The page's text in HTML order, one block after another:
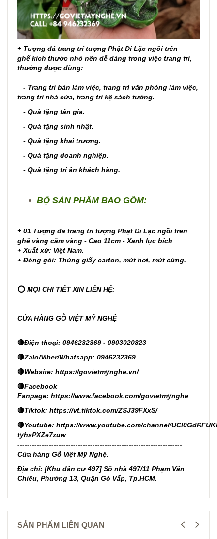
+ Tượng đá trang trí tượng Phật Di Lặc ngồi trên
ghế kích thước nhỏ nên dễ dàng trong việc trang trí,
thường được dùng:
- Trang trí bàn làm việc, trang trí văn phòng làm việc,
trang trí nhà cửa, trang trí kệ sách tường.
- Quà tặng tân gia.
- Quà tặng sinh nhật.
- Quà tặng khai trương.
- Quà tặng doanh nghiệp.
- Quà tặng tri ân khách hàng.
BỘ SẢN PHẨM BAO GỒM:
+ 01 Tượng đá trang trí tượng Phật Di Lặc ngồi trên
ghế vàng cầm vàng - Cao 11cm - Xanh lục bích
+ Xuất xứ: Việt Nam.
+ Đóng gói: Thùng giấy carton, mút hơi, mút cứng.
⭕ MỌI CHI TIẾT XIN LIÊN HỆ:
CỬA HÀNG GỖ VIỆT MỸ NGHỆ
🔴Điện thoại: 0946232369 - 0903020823
🔴Zalo/Viber/Whatsapp: 0946232369
🔴Website: https://govietmynghe.vn/
🔴Facebook
Fanpage: https://www.facebook.com/govietmynghe
🔴Tiktok: https://vt.tiktok.com/ZSJ39FXxS/
🔴Youtube: https://www.youtube.com/channel/
tyhsPXZe7zuw
--------------------------------------------------------------------
Cửa hàng Gỗ Việt Mỹ Nghệ.
Địa chỉ: [Khu dân cư 497] Số nhà 497/11 Phạm Văn
Chiêu, Phường 13, Quận Gò Vấp, Tp.HCM.
SẢN PHẨM LIÊN QUAN